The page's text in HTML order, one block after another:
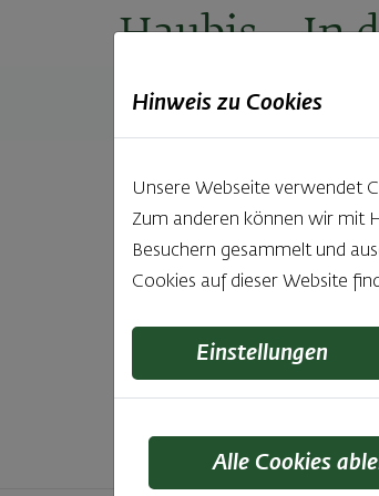
Haubis– In
Produkte Backstuben
Hinweis zu Cookies
Unsere Webseite verwendet
Zum anderen können wir mit
Besuchern gesammelt und
Cookies auf dieser Website
Einstellungen
Alle Cookies